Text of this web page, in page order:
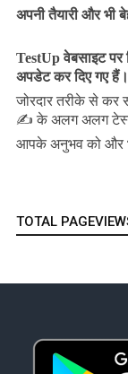
अपनी तैयारी और
TestUp वेबसाइट पर
अपडेट कर दिए गए हैं।
जोरदार तरीके से
✍️ के अलग अलग टेस्ट
आपके अनुभव को और
TOTAL